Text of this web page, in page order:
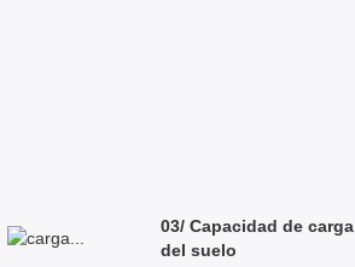
03/ Capacidad de carga
del suelo